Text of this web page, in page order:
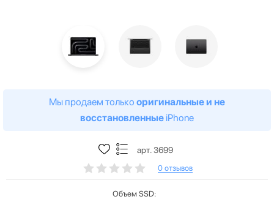
Мы продаем только оригинальные и не
восстановленные iPhone
арт. 3699
0 отзывов
Объем SSD: